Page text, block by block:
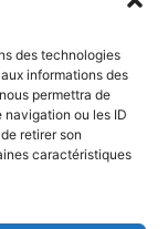
des technologies
informations des
permettra de
ou les ID
retirer son
caractéristiques